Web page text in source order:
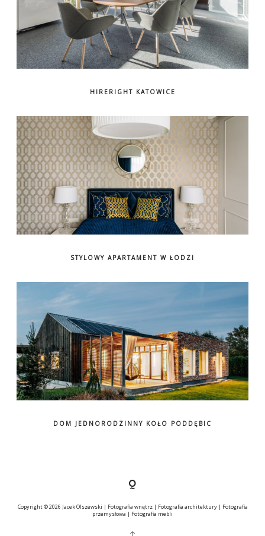
HIRERIGHT KATOWICE
STYLOWY APARTAMENT W ŁODZI
DOM JEDNORODZINNY KOŁO PODDĘBIC
Copyright © 2026 Jacek Olszewski | Fotografia wnętrz | Fotografia architektury | Fotografia
przemysłowa | Fotografia mebli